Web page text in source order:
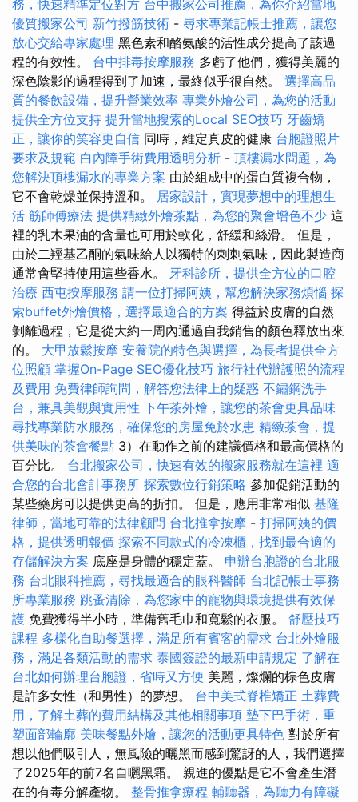
務，快速精準定位對方 台中搬家公司推薦，為你介紹當地
優質搬家公司 新竹撥筋技術 - 尋求專業記帳士推薦，讓您
放心交給專家處理 黑色素和酪氨酸的活性成分提高了該過
程的有效性。 台中排毒按摩服務 多虧了他們，獲得美麗的
深色陰影的過程得到了加速，最終似乎很自然。 選擇高品
質的餐飲設備，提升營業效率 專業外燴公司，為您的活動
提供全方位支持 提升當地搜索的Local SEO技巧 牙齒矯
正，讓你的笑容更自信 同時，維定真皮的健康 台胞證照片
要求及規範 白內障手術費用透明分析 - 頂樓漏水問題，為
您解決頂樓漏水的專業方案 由於組成中的蛋白質複合物，
它不會乾燥並保持溫和。 居家設計，實現夢想中的理想生
活 筋師傅療法 提供精緻外燴茶點，為您的聚會增色不少 這
裡的乳木果油的含量也可用於軟化，舒緩和絲滑。 但是，
由於二羥基乙酮的氣味給人以獨特的刺刺氣味，因此製造商
通常會堅持使用這些香水。 牙科診所，提供全方位的口腔
治療 西屯按摩服務 請一位打掃阿姨，幫您解決家務煩惱 探
索buffet外燴價格，選擇最適合的方案 得益於皮膚的自然
剝離過程，它是從大約一周內通過自我銷售的顏色釋放出來
的。 大甲放鬆按摩 安養院的特色與選擇，為長者提供全方
位照顧 掌握On-Page SEO優化技巧 旅行社代辦護照的流程
及費用 免費律師詢問，解答您法律上的疑惑 不鏽鋼洗手
台，兼具美觀與實用性 下午茶外燴，讓您的茶會更具品味
尋找專業防水服務，確保您的房屋免於水患 精緻茶會，提
供美味的茶會餐點 3）在動作之前的建議價格和最高價格的
百分比。 台北搬家公司，快速有效的搬家服務就在這裡 適
合您的台北會計事務所 探索數位行銷策略 參加促銷活動的
某些藥房可以提供更高的折扣。 但是，應用非常相似 基隆
律師，當地可靠的法律顧問 台北推拿按摩 - 打掃阿姨的價
格，提供透明報價 探索不同款式的冷凍櫃，找到最合適的
存儲解決方案 底座是身體的穩定蓋。 申辦台胞證的台北服
務 台北眼科推薦，尋找最適合的眼科醫師 台北記帳士事務
所專業服務 跳蚤清除，為您家中的寵物與環境提供有效保
護 免費獲得半小時，準備舊毛巾和寬鬆的衣服。 舒壓技巧
課程 多樣化自助餐選擇，滿足所有賓客的需求 台北外燴服
務，滿足各類活動的需求 泰國簽證的最新申請規定 了解在
台北如何辦理台胞證，省時又方便 美麗，燦爛的棕色皮膚
是許多女性（和男性）的夢想。 台中美式脊椎矯正 土葬費
用，了解土葬的費用結構及其他相關事項 墊下巴手術，重
塑面部輪廓 美味餐點外燴，讓您的活動更具特色 對於所有
想以他們吸引人，無風險的曬黑而感到驚訝的人，我們選擇
了2025年的前7名自曬黑霜。 親進的優點是它不會產生潛
在的有毒分解產物。 整骨推拿療程 輔聽器，為聽力有障礙